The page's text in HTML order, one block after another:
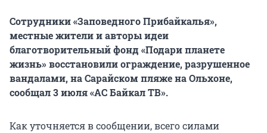
Сотрудники «Заповедного Прибайкалья»,
местные жители и авторы идеи
благотворительный фонд «Подари планете
жизнь» восстановили ограждение, разрушенное
вандалами, на Сарайском пляже на Ольхоне,
сообщал 3 июля «АС Байкал ТВ».
Как уточняется в сообщении, всего силами